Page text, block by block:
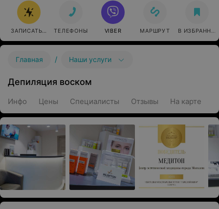
ЗАПИСАТЬСЯ ОНЛАЙН
ТЕЛЕФОНЫ VIBER МАРШРУТ В ИЗБРАННОЕ
Главная / Наши услуги
Депиляция воском
Инфо Цены Специалисты Отзывы На карте